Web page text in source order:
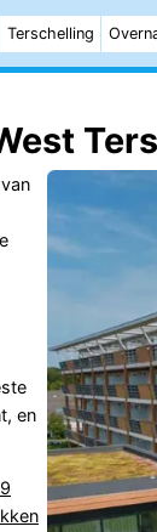
Terschelling
en